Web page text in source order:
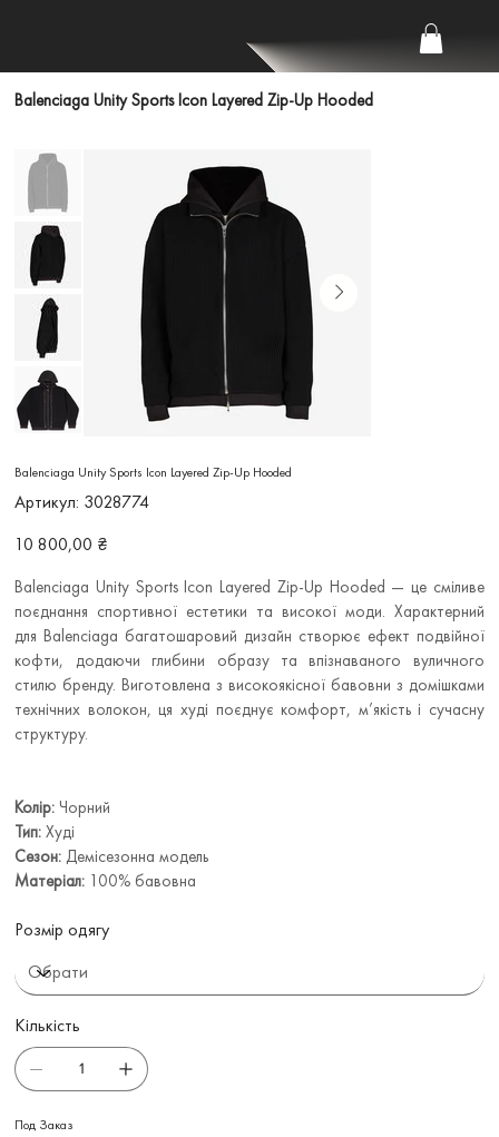
Balenciaga Unity Sports Icon Layered Zip-Up Hooded
Balenciaga Unity Sports Icon Layered Zip-Up Hooded
Артикул:
Артикул
3028774
3028774
Ціна
10 800,00 ₴
Balenciaga Unity Sports Icon Layered Zip-Up Hooded — це сміливе
поєднання спортивної естетики та високої моди. Характерний
для Balenciaga багатошаровий дизайн створює ефект подвійної
кофти, додаючи глибини образу та впізнаваного вуличного
стилю бренду. Виготовлена з високоякісної бавовни з домішками
технічних волокон, ця худі поєднує комфорт, м’якість і сучасну
структуру.
Колір:Чорний
Тип:Худі
Сезон: Демісезонна модель
Матеріал: 100% бавовна
Розмір одягу
Кількість
Под Заказ